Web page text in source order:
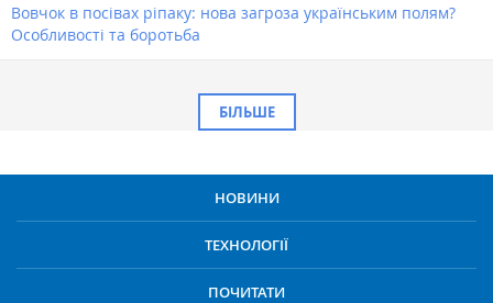
Вовчок в посівах ріпаку: нова загроза українським полям?
Особливості та боротьба
БІЛЬШЕ
НОВИНИ
ТЕХНОЛОГІЇ
ПОЧИТАТИ